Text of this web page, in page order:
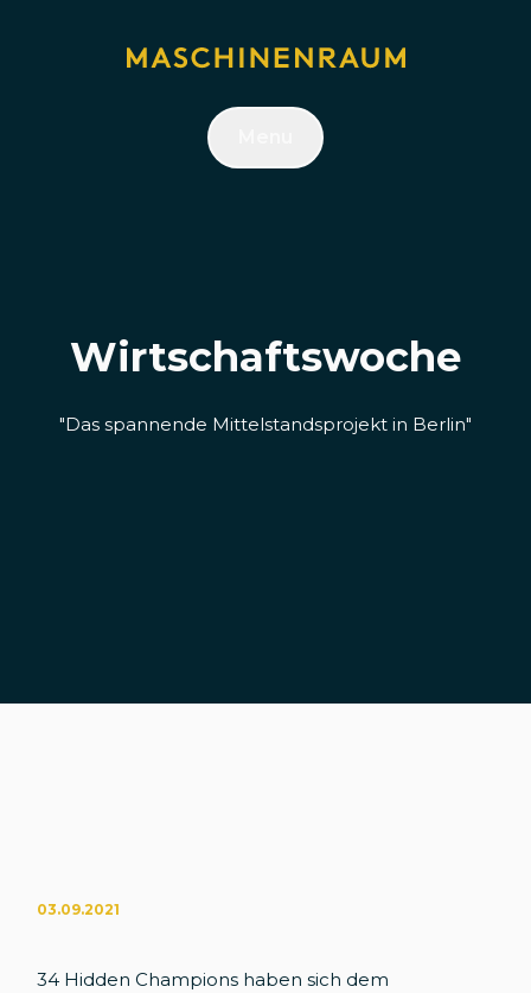
Wirtschaftswoche
"Das spannende Mittelstandsprojekt in Berlin"
03.09.2021
34 Hidden Champions haben sich dem